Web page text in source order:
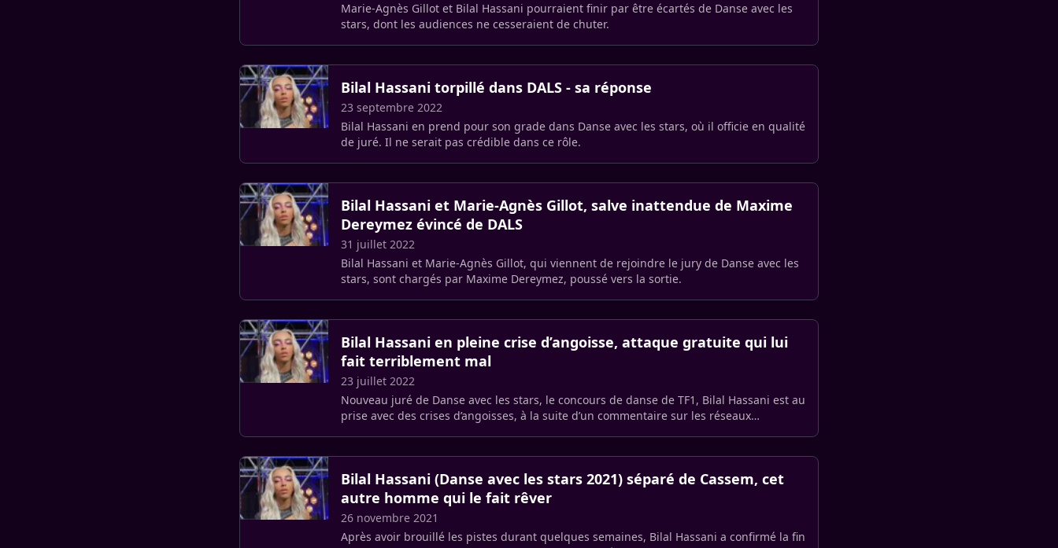
Marie-Agnès Gillot et Bilal Hassani pourraient finir par être écartés de Danse avec les
stars, dont les audiences ne cesseraient de chuter.
Bilal Hassani torpillé dans DALS - sa réponse
23 septembre 2022
Bilal Hassani en prend pour son grade dans Danse avec les stars, où il officie en qualité
de juré. Il ne serait pas crédible dans ce rôle.
Bilal Hassani et Marie-Agnès Gillot, salve inattendue de Maxime
Dereymez évincé de DALS
31 juillet 2022
Bilal Hassani et Marie-Agnès Gillot, qui viennent de rejoindre le jury de Danse avec les
stars, sont chargés par Maxime Dereymez, poussé vers la sortie.
Bilal Hassani en pleine crise d’angoisse, attaque gratuite qui lui
fait terriblement mal
23 juillet 2022
Nouveau juré de Danse avec les stars, le concours de danse de TF1, Bilal Hassani est au
prise avec des crises d’angoisses, à la suite d’un commentaire sur les réseaux
Bilal Hassani (Danse avec les stars 2021) séparé de Cassem, cet
autre homme qui le fait rêver
26 novembre 2021
Après avoir brouillé les pistes durant quelques semaines, Bilal Hassani a confirmé la fin